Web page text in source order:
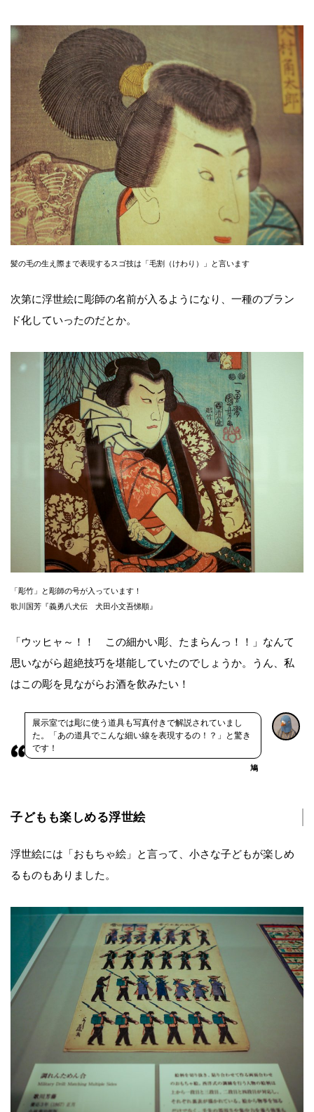
髪の毛の生え際まで表現するスゴ技は「毛割（けわり）」と言います
次第に浮世絵に彫師の名前が入るようになり、一種のブラン
ド化していったのだとか。
「彫竹」と彫師の号が入っています！
歌川国芳『義勇八犬伝 犬田小文吾悌順』
「ウッヒャ～！！ この細かい彫、たまらんっ！！」なんて
思いながら超絶技巧を堪能していたのでしょうか。うん、私
はこの彫を見ながらお酒を飲みたい！
展示室では彫に使う道具も写真付きで解説されていまし
た。「あの道具でこんな細い線を表現するの！？」と驚き
です！
鳩
子どもも楽しめる浮世絵
浮世絵には「おもちゃ絵」と言って、小さな子どもが楽しめ
るものもありました。